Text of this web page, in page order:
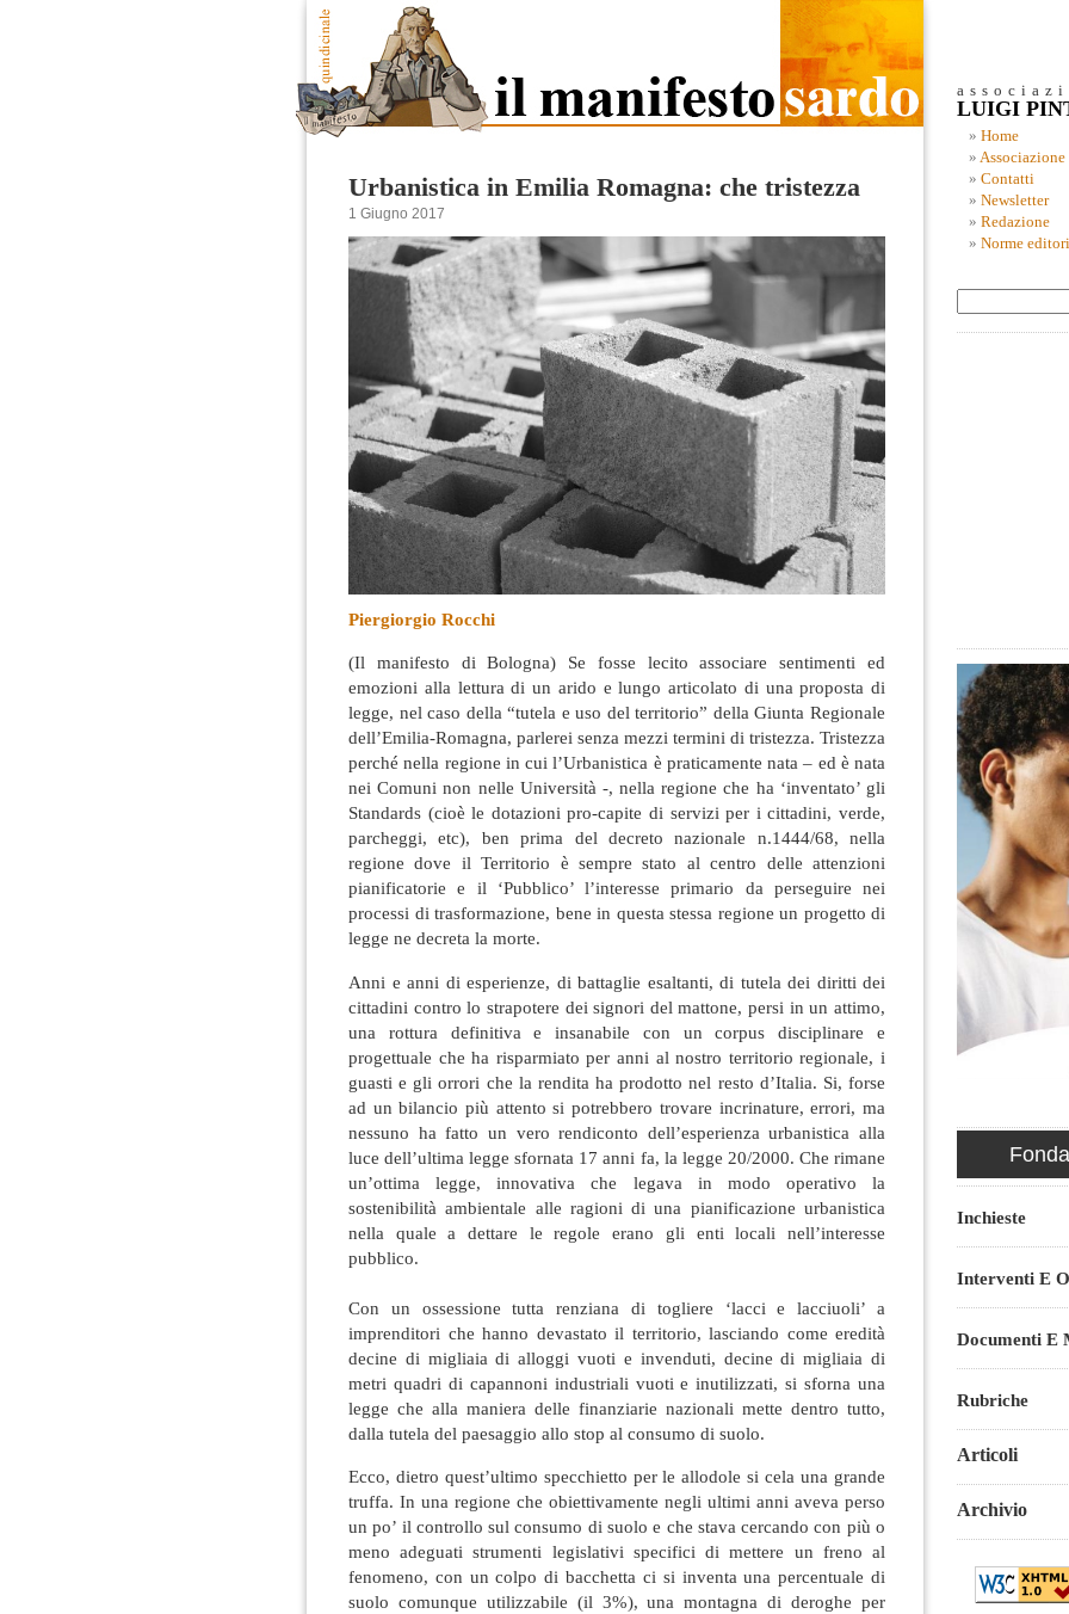
Urbanistica in Emilia Romagna: che tristezza
1 Giugno 2017
Piergiorgio Rocchi
(Il manifesto di Bologna) Se fosse lecito associare sentimenti ed
emozioni alla lettura di un arido e lungo articolato di una proposta di
legge, nel caso della “tutela e uso del territorio” della Giunta Regionale
dell’Emilia-Romagna, parlerei senza mezzi termini di tristezza. Tristezza
perché nella regione in cui l’Urbanistica è praticamente nata – ed è nata
nei Comuni non nelle Università -, nella regione che ha ‘inventato’ gli
Standards (cioè le dotazioni pro-capite di servizi per i cittadini, verde,
parcheggi, etc), ben prima del decreto nazionale n.1444/68, nella
regione dove il Territorio è sempre stato al centro delle attenzioni
pianificatorie e il ‘Pubblico’ l’interesse primario da perseguire nei
processi di trasformazione, bene in questa stessa regione un progetto di
legge ne decreta la morte.
Anni e anni di esperienze, di battaglie esaltanti, di tutela dei diritti dei
cittadini contro lo strapotere dei signori del mattone, persi in un attimo,
una rottura definitiva e insanabile con un corpus disciplinare e
progettuale che ha risparmiato per anni al nostro territorio regionale, i
guasti e gli orrori che la rendita ha prodotto nel resto d’Italia. Si, forse
ad un bilancio più attento si potrebbero trovare incrinature, errori, ma
nessuno ha fatto un vero rendiconto dell’esperienza urbanistica alla
luce dell’ultima legge sfornata 17 anni fa, la legge 20/2000. Che rimane
un’ottima legge, innovativa che legava in modo operativo la
sostenibilità ambientale alle ragioni di una pianificazione urbanistica
nella quale a dettare le regole erano gli enti locali nell’interesse
pubblico.
Con un ossessione tutta renziana di togliere ‘lacci e lacciuoli’ a
imprenditori che hanno devastato il territorio, lasciando come eredità
decine di migliaia di alloggi vuoti e invenduti, decine di migliaia di
metri quadri di capannoni industriali vuoti e inutilizzati, si sforna una
legge che alla maniera delle finanziarie nazionali mette dentro tutto,
dalla tutela del paesaggio allo stop al consumo di suolo.
Ecco, dietro quest’ultimo specchietto per le allodole si cela una grande
truffa. In una regione che obiettivamente negli ultimi anni aveva perso
un po’ il controllo sul consumo di suolo e che stava cercando con più o
meno adeguati strumenti legislativi specifici di mettere un freno al
fenomeno, con un colpo di bacchetta ci si inventa una percentuale di
suolo comunque utilizzabile (il 3%), una montagna di deroghe per
LUIGI
Home
Associazione
Contatti
Newsletter
Redazione
Norme
Inchieste
Interventi E
Documenti E
Rubriche
Articoli
Archivio